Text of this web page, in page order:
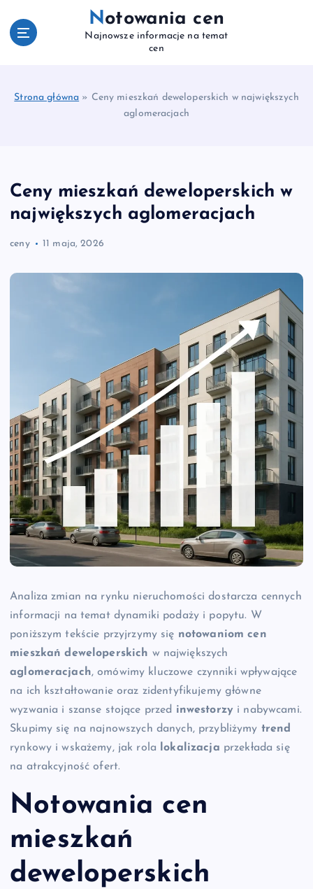
Notowania cen
Najnowsze informacje na temat
cen
Strona główna » Ceny mieszkań deweloperskich w największych
aglomeracjach
Ceny mieszkań deweloperskich w
największych aglomeracjach
ceny 11 maja, 2026
Analiza zmian na rynku nieruchomości dostarcza cennych
informacji na temat dynamiki podaży i popytu. W
poniższym tekście przyjrzymy się notowaniom cen
mieszkań deweloperskich w największych
aglomeracjach, omówimy kluczowe czynniki wpływające
na ich kształtowanie oraz zidentyfikujemy główne
wyzwania i szanse stojące przed inwestorzy i nabywcami.
Skupimy się na najnowszych danych, przybliżymy trend
rynkowy i wskażemy, jak rola lokalizacja przekłada się
na atrakcyjność ofert.
Notowania cen
mieszkań
deweloperskich